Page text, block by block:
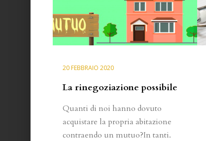
20 FEBBRAIO 2020
La rinegoziazione possibile
Quanti di noi hanno dovuto
acquistare la propria abitazione
contraendo un mutuo?In tanti.